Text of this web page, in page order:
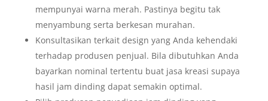
mempunyai warna merah. Pastinya begitu tak
menyambung serta berkesan murahan.
Konsultasikan terkait design yang Anda kehendaki
terhadap produsen penjual. Bila dibutuhkan Anda
bayarkan nominal tertentu buat jasa kreasi supaya
hasil jam dinding dapat semakin optimal.